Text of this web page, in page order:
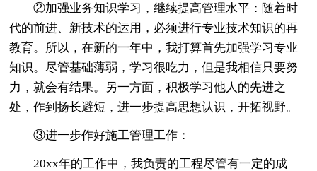
②加强业务知识学习，继续提高管理水平：随着时
代的前进、新技术的运用，必须进行专业技术知识的再
教育。所以，在新的一年中，我打算首先加强学习专业
知识。尽管基础薄弱，学习很吃力，但是我相信只要努
力，就会有结果。另一方面，积极学习他人的先进之
处，作到扬长避短，进一步提高思想认识，开拓视野。
③进一步作好施工管理工作：
20xx年的工作中，我负责的工程尽管有一定的成